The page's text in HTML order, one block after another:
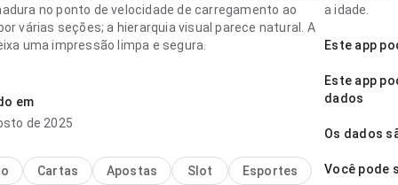
no ponto de velocidade de carregamento ao
várias seções; a hierarquia visual parece natural. A
uma impressão limpa e segura.
no ponto de velocidade de carregamento ao
várias seções; a resposta é previsível. Esse cuidado
faz diferença.
em
de 2025
Cartas Apostas Slot Esportes
a idade.
Este app
Este app
dados
Os dados
Você pode